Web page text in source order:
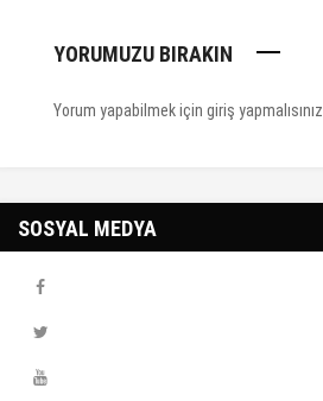
YORUMUZU BIRAKIN
Yorum yapabilmek için giriş yapmalısınız
SOSYAL MEDYA